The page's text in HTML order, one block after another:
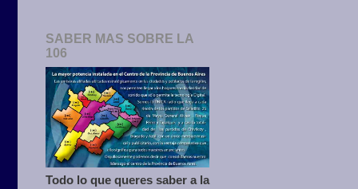
SABER MAS SOBRE LA
106
Todo lo que queres saber a la